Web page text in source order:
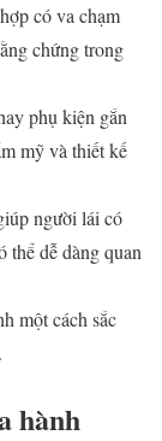
có va chạm
chứng trong
phụ kiện gắn
mỹ và thiết kế
người lái có
thể dễ dàng quan
một cách sắc
hành